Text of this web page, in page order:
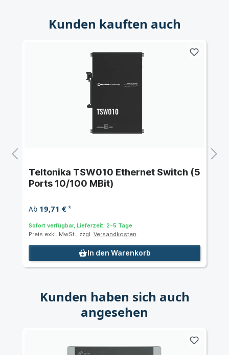
Kunden kauften auch
Teltonika TSW010 Ethernet Switch (5
Ports 10/100 MBit)
Ab 19,71 €*
Sofort verfügbar, Lieferzeit: 2-5 Tage
Preis exkl. MwSt., zzgl. Versandkosten
In den Warenkorb
Kunden haben sich auch
angesehen